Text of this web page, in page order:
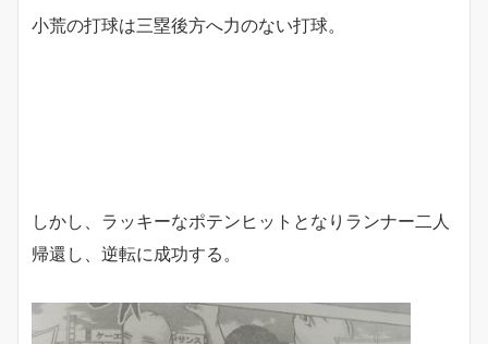
小荒の打球は三塁後方へ力のない打球。
しかし、ラッキーなポテンヒットとなりランナー二人
帰還し、逆転に成功する。